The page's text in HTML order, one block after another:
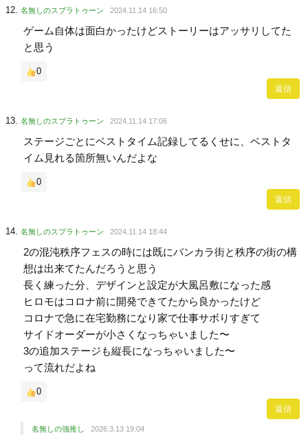
名無しのスプラトゥーン 2024.11.14 16:50
ゲーム自体は面白かったけどストーリーはアッサリしてた
と思う
0
返信
名無しのスプラトゥーン 2024.11.14 17:06
ステージごとにベストタイム記録してるくせに、ベストタ
イム見れる箇所無いんだよな
0
返信
名無しのスプラトゥーン 2024.11.14 18:44
2の混沌秩序フェスの時には既にバンカラ街と秩序の街の構
想は出来てたんだろうと思う
長く練った分、デザインと設定が大風呂敷になった感
ヒロモはコロナ前に開発できてたから良かったけど
コロナで急に在宅勤務になり家で仕事サボりすぎて
サイドオーダーが小さくなっちゃいました〜
3の追加ステージも縦長になっちゃいました〜
って流れだよね
0
返信
名無しの強推し 2026.3.13 19:04